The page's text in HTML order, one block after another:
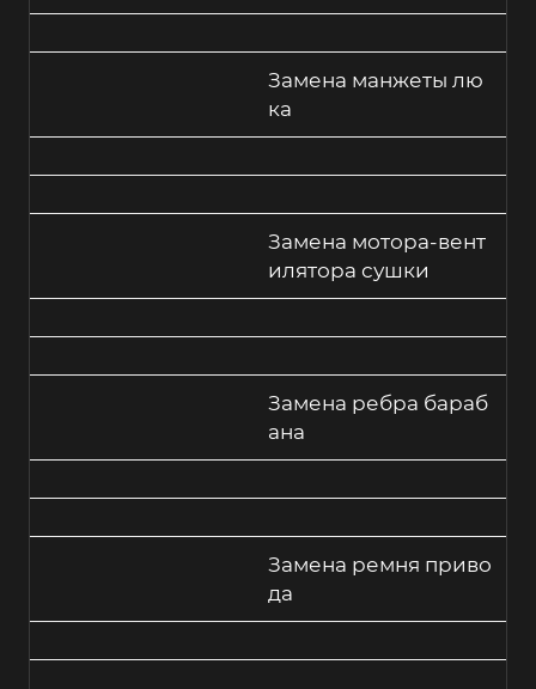
Замена манжеты лю
ка
Замена мотора-вент
илятора сушки
Замена ребра бараб
ана
Замена ремня приво
да